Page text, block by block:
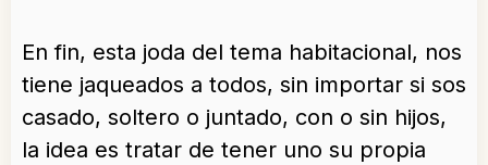
En fin, esta joda del tema habitacional, nos
tiene jaqueados a todos, sin importar si sos
casado, soltero o juntado, con o sin hijos,
la idea es tratar de tener uno su propia